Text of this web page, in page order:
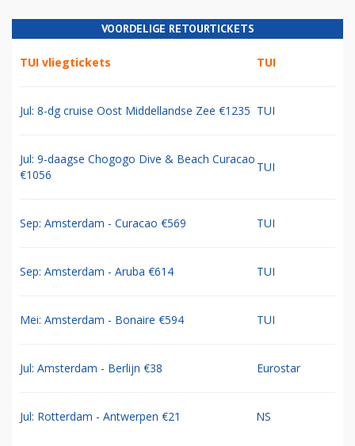
VOORDELIGE RETOURTICKETS
TUI vliegtickets TUI
Jul: 8-dg cruise Oost Middellandse Zee €1235 TUI
Jul: 9-daagse Chogogo Dive & Beach Curacao
€1056
TUI
Sep: Amsterdam - Curacao €569 TUI
Sep: Amsterdam - Aruba €614 TUI
Mei: Amsterdam - Bonaire €594 TUI
Jul: Amsterdam - Berlijn €38 Eurostar
Jul: Rotterdam - Antwerpen €21 NS